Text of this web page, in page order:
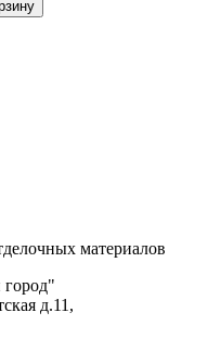
материалов
город"
д.11,